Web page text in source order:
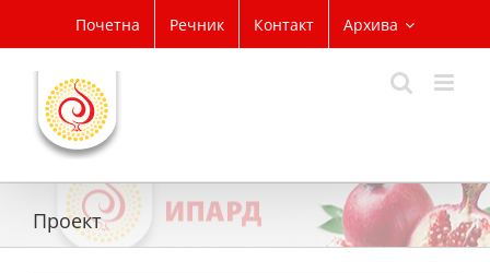
content
Почетна Речник Контакт Архива
Проект